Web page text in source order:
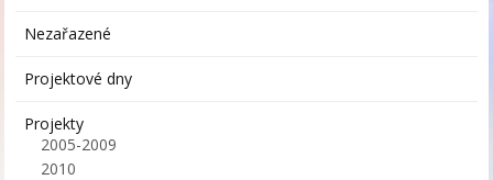
Nezařazené
Projektové dny
Projekty
2005-2009
2010